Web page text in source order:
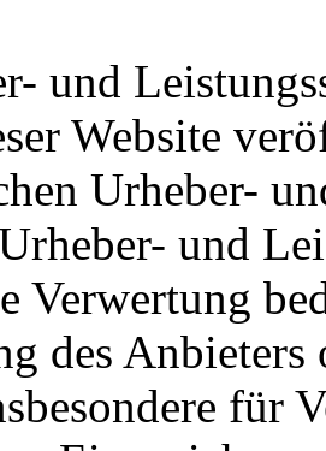
und
Website
Urheber-
und
Verwertung
des
für